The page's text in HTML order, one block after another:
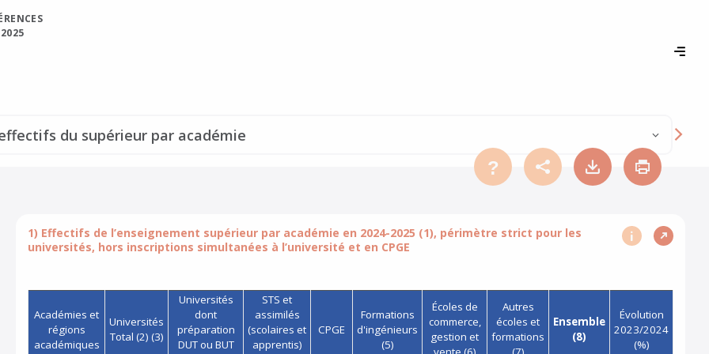
de navigation
du supérieur par académie
AIDE PARTAGER (XLSX)
TÉLÉCHARGER
1) Effectifs de l’enseignement supérieur par académie en 2024-2025 (1), périmètre strict pour les
universités, hors inscriptions simultanées à l’université et en CPGE
AFFICHER PLUS
AFFICHER
Académies et
régions
académiques
Universités
Total (2) (3)
Universités
dont
préparation
DUT ou BUT
STS et
assimilés
(scolaires et
apprentis)
CPGE
Formations
d'ingénieurs
(5)
Écoles de
commerce,
gestion et
Autres
écoles et
formations
Ensemble
(8)
Évolution
2023/2024
(%)